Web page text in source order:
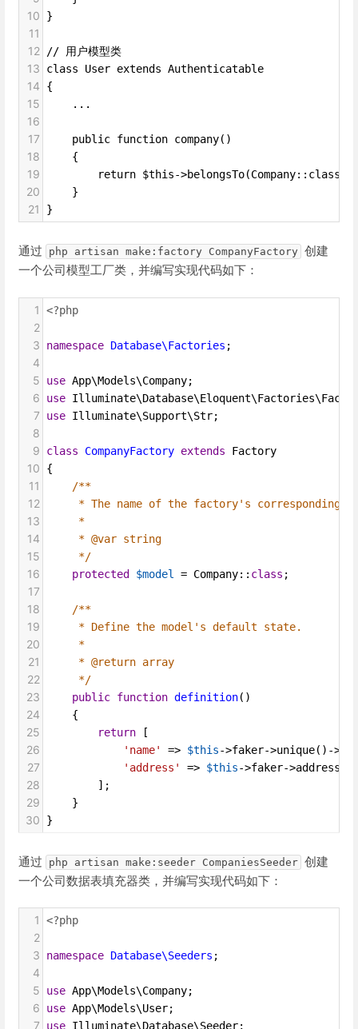
10 }
11
12 // 用户模型类
13 class User extends Authenticatable
14 {
15
    ...
16
17
    public function company()
18
    {
19
        return $this->belongsTo(Company::class);
20
    }
21 }
通过 php artisan make:factory CompanyFactory 创建
一个公司模型工厂类，并编写实现代码如下：
1 <?php
2
3
namespace Database\Factories ;
4
5
use App\Models\Company;
6 use
7 use Illuminate\Support\Str;
8
9
class CompanyFactory extends Factory
10 {
11 /**
12 * The name of the factory's corresponding
13 *
14 * @var string
15 */
16 protected $model = Company:: class ;
17
18
/**
19 * Define the model's default state.
20 *
21 * @return array
22 */
23 public function definition()
24
    {
25 return [
26 'name' => $this->faker->unique() ->
27 'address' => $this->faker->address
28
        ];
29
    }
30 }
通过 php artisan make:seeder CompaniesSeeder 创建
一个公司数据表填充器类，并编写实现代码如下：
1 <?php
2
3
namespace Database\Seeders ;
4
5
use App\Models\Company;
6 use App\Models\User;
7 use Illuminate\Database\Seeder;